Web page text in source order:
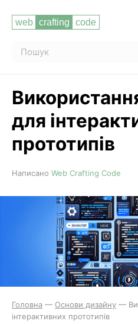
для
прототипів
Читати
Написано Web Crafting Code
Головна — Основи дизайну —
інтерактивних прототипів